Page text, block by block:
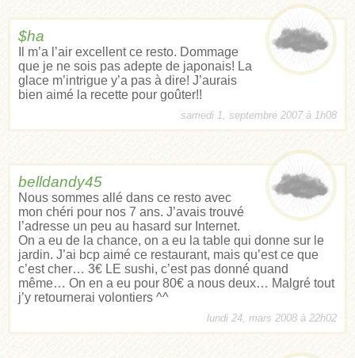
$ha
Il m’a l’air excellent ce resto. Dommage
que je ne sois pas adepte de japonais! La
glace m’intrigue y’a pas à dire! J’aurais
bien aimé la recette pour goûter!!
samedi 1, septembre 2007 à 1h08
belldandy45
Nous sommes allé dans ce resto avec
mon chéri pour nos 7 ans. J’avais trouvé
l’adresse un peu au hasard sur Internet.
On a eu de la chance, on a eu la table qui donne sur le
jardin. J’ai bcp aimé ce restaurant, mais qu’est ce que
c’est cher… 3€ LE sushi, c’est pas donné quand
même… On en a eu pour 80€ a nous deux… Malgré tout
j’y retournerai volontiers ^^
lundi 24, mars 2008 à 22h02